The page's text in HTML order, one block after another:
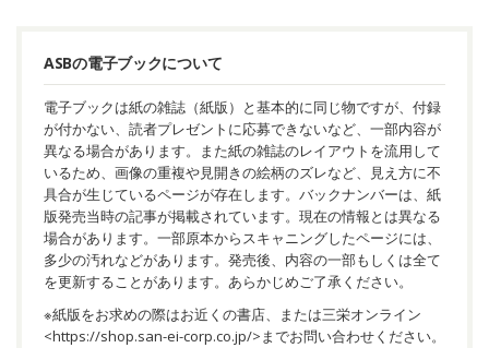
ASBの電子ブックについて
電子ブックは紙の雑誌（紙版）と基本的に同じ物ですが、付録
が付かない、読者プレゼントに応募できないなど、一部内容が
異なる場合があります。また紙の雑誌のレイアウトを流用して
いるため、画像の重複や見開きの絵柄のズレなど、見え方に不
具合が生じているページが存在します。バックナンバーは、紙
版発売当時の記事が掲載されています。現在の情報とは異なる
場合があります。一部原本からスキャニングしたページには、
多少の汚れなどがあります。発売後、内容の一部もしくは全て
を更新することがあります。あらかじめご了承ください。
※紙版をお求めの際はお近くの書店、または三栄オンライン
<https://shop.san-ei-corp.co.jp/>までお問い合わせください。